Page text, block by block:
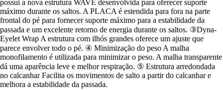
possui a nova estrutura WAVE desenvolvida para oferecer suporte
máximo durante os saltos. A PLACA é estendida para fora na parte
frontal do pé para fornecer suporte máximo para a estabilidade da
passada e um excelente retorno de energia durante os saltos. ③Dyna-
Eyelet Wrap A estrutura com ilhós grandes oferece um ajuste que
parece envolver todo o pé. ④ Minimização do peso A malha
monofilamento é utilizada para minimizar o peso. A malha transparente
dá uma aparência leve e melhor respiração. ⑤ Estrutura arredondada
no calcanhar Facilita os movimentos de salto a partir do calcanhar e
melhora a estabilidade da passada.